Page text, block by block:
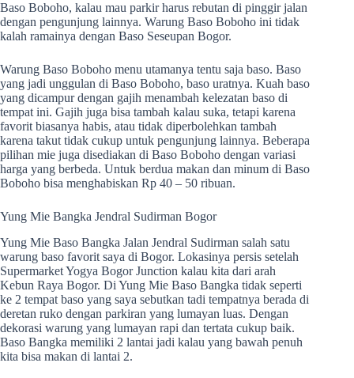
Baso Boboho, kalau mau parkir harus rebutan di pinggir jalan
dengan pengunjung lainnya. Warung Baso Boboho ini tidak
kalah ramainya dengan Baso Seseupan Bogor.
Warung Baso Boboho menu utamanya tentu saja baso. Baso
yang jadi unggulan di Baso Boboho, baso uratnya. Kuah baso
yang dicampur dengan gajih menambah kelezatan baso di
tempat ini. Gajih juga bisa tambah kalau suka, tetapi karena
favorit biasanya habis, atau tidak diperbolehkan tambah
karena takut tidak cukup untuk pengunjung lainnya. Beberapa
pilihan mie juga disediakan di Baso Boboho dengan variasi
harga yang berbeda. Untuk berdua makan dan minum di Baso
Boboho bisa menghabiskan Rp 40 – 50 ribuan.
Yung Mie Bangka Jendral Sudirman Bogor
Yung Mie Baso Bangka Jalan Jendral Sudirman salah satu
warung baso favorit saya di Bogor. Lokasinya persis setelah
Supermarket Yogya Bogor Junction kalau kita dari arah
Kebun Raya Bogor. Di Yung Mie Baso Bangka tidak seperti
ke 2 tempat baso yang saya sebutkan tadi tempatnya berada di
deretan ruko dengan parkiran yang lumayan luas. Dengan
dekorasi warung yang lumayan rapi dan tertata cukup baik.
Baso Bangka memiliki 2 lantai jadi kalau yang bawah penuh
kita bisa makan di lantai 2.